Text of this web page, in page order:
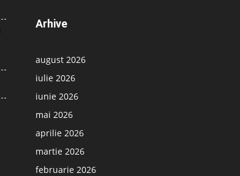
Arhive
august 2026
iulie 2026
iunie 2026
mai 2026
aprilie 2026
martie 2026
februarie 2026